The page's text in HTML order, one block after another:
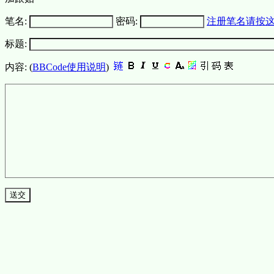
笔名: 密码: 注册笔名请按
标题:
内容: (BBCode使用说明)